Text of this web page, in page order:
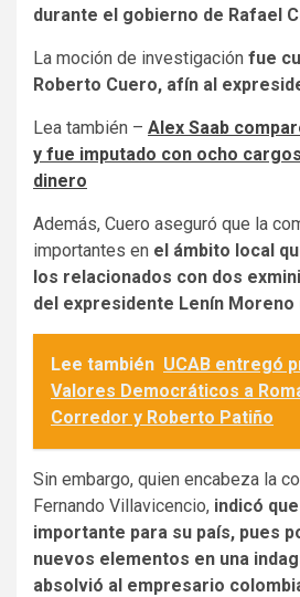
durante el gobierno de Rafael
La moción de investigación fue
Roberto Cuero, afín al
Lea también – Alex Saab
y fue imputado con ocho
dinero
Además, Cuero aseguró que la
importantes en el ámbito local
los relacionados con dos
del expresidente Lenín Moreno
Lee también UCAB entregó
Valores Democráticos a
Corredor y Roberto Patiño
Sin embargo, quien encabeza la
Fernando Villavicencio, indicó
importante para su país, pues
nuevos elementos en una
absolvió al empresario